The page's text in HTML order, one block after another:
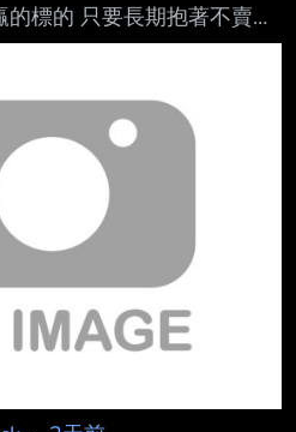
標的 只要長期抱著不賣就
大 請問這樣配置怎麼樣
這樣配置效果如何 --